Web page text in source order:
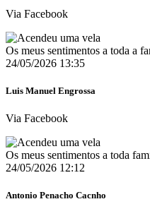
Via Facebook
Os meus sentimentos a toda a
24/05/2026 13:35
Luis Manuel Engrossa
Via Facebook
Os meus sentimentos a toda
24/05/2026 12:12
Antonio Penacho Cacnho